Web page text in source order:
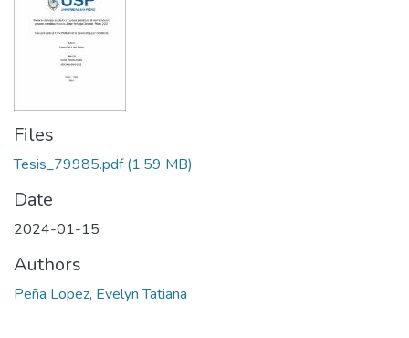
Files
Tesis_79985.pdf(1.59 MB)
Date
2024-01-15
Authors
Peña Lopez, Evelyn Tatiana